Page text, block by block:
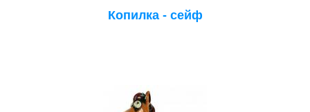
Копилка - сейф